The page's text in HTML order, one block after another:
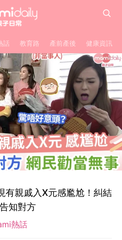
話 教育路 產前產後 健康資訊
有親戚入X元感尷尬！糾結
知對方
熱話